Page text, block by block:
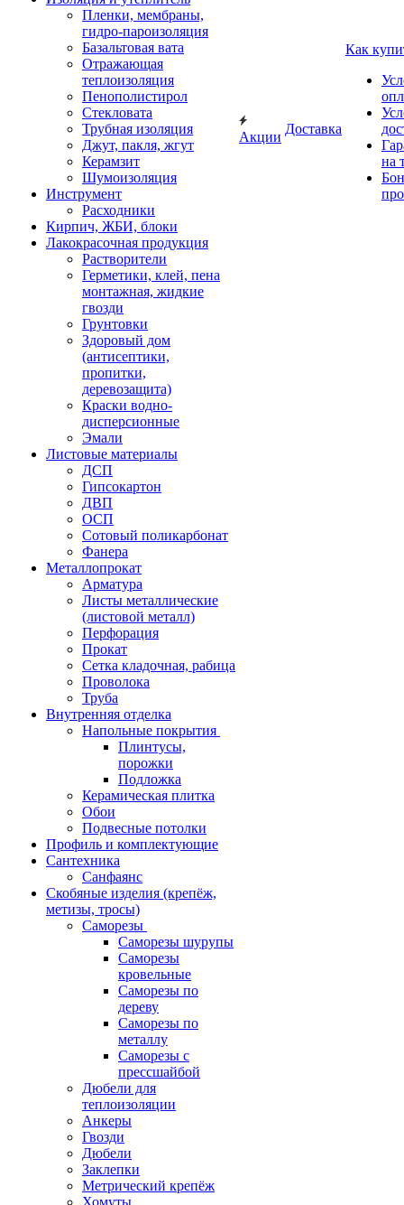
Пленки, мембраны,
гидро-пароизоляция
Базальтовая вата
Отражающая
теплоизоляция
Пенополистирол
Стекловата
Трубная изоляция
Джут, пакля, жгут
Керамзит
Шумоизоляция
Инструмент
Расходники
Кирпич, ЖБИ, блоки
Лакокрасочная продукция
Растворители
Герметики, клей, пена
монтажная, жидкие
гвозди
Грунтовки
Здоровый дом
(антисептики,
пропитки,
деревозащита)
Краски водно-
дисперсионные
Эмали
Листовые материалы
ДСП
Гипсокартон
ДВП
ОСП
Сотовый поликарбонат
Фанера
Металлопрокат
Арматура
Листы металлические
(листовой металл)
Перфорация
Прокат
Сетка кладочная, рабица
Проволока
Труба
Внутренняя отделка
Напольные покрытия
Плинтусы,
порожки
Подложка
Керамическая плитка
Обои
Подвесные потолки
Профиль и комплектующие
Сантехника
Санфаянс
Скобяные изделия (крепёж,
метизы, тросы)
Саморезы
Саморезы шурупы
Саморезы
кровельные
Саморезы по
дереву
Саморезы по
металлу
Саморезы с
прессшайбой
Дюбели для
теплоизоляции
Анкеры
Гвозди
Дюбели
Заклепки
Метрический крепёж
Хомуты
Акции
Доставка
Как
на